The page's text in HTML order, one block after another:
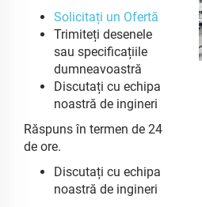
Solicitați un Ofertă
Trimiteți desenele
sau specificațiile
dumneavoastră
Discutați cu echipa
noastră de ingineri
Răspuns în termen de 24
de ore.
Discutați cu echipa
noastră de ingineri